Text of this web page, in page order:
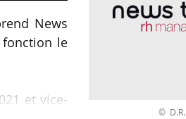
News
fonction le
et vice-
© D.R.